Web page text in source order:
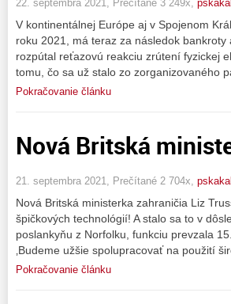
22. septembra 2021, Prečítané 3 249x,
V kontinentálnej Európe aj v Spojenom
roku 2021, má teraz za následok
rozpútal reťazovú reakciu zrútení fyzickej
tomu, čo sa už stalo zo zorganizovaného
Pokračovanie článku
Nová Britská
21. septembra 2021, Prečítané 2 704x,
Nová Britská ministerka zahraničia Liz
špičkových technológií! A stalo sa to v
poslankyňu z Norfolku, funkciu prevzala
‚Budeme užšie spolupracovať na použití
Pokračovanie článku